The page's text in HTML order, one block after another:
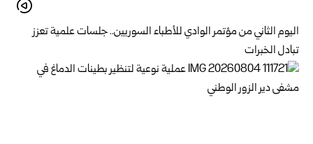
اليوم الثاني من مؤتمر الوادي للأطباء السوريين.. جلسات علمية تعزز
تبادل الخبرات